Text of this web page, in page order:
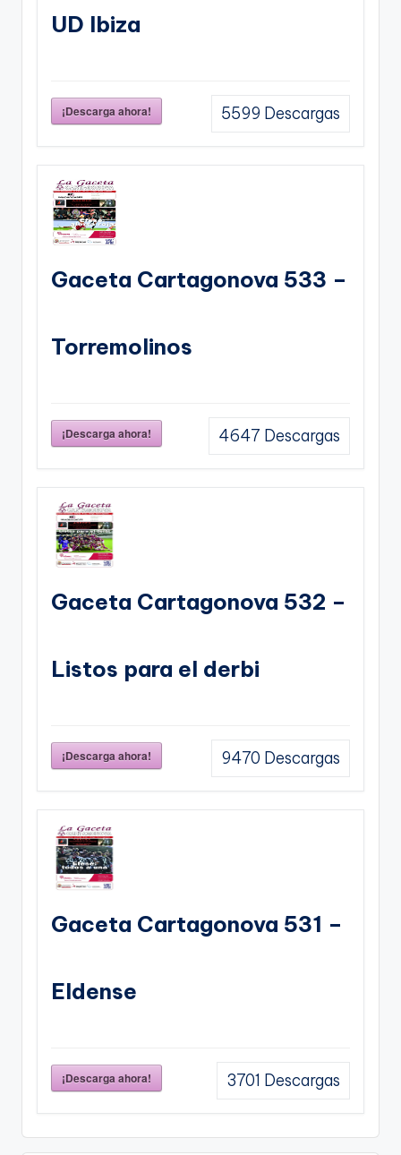
UD Ibiza
¡Descarga ahora! 5599 Descargas
Gaceta Cartagonova 533 –
Torremolinos
¡Descarga ahora! 4647 Descargas
Gaceta Cartagonova 532 –
Listos para el derbi
¡Descarga ahora! 9470 Descargas
Gaceta Cartagonova 531 –
Eldense
¡Descarga ahora! 3701 Descargas